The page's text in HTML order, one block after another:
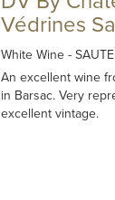
Védrines
White Wine-
An excellent wine
in Barsac. Very
excellent vintage.